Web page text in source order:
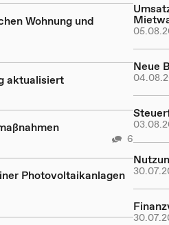
Wohnung und
aktualisiert
6
Photovoltaikanlagen
Neue